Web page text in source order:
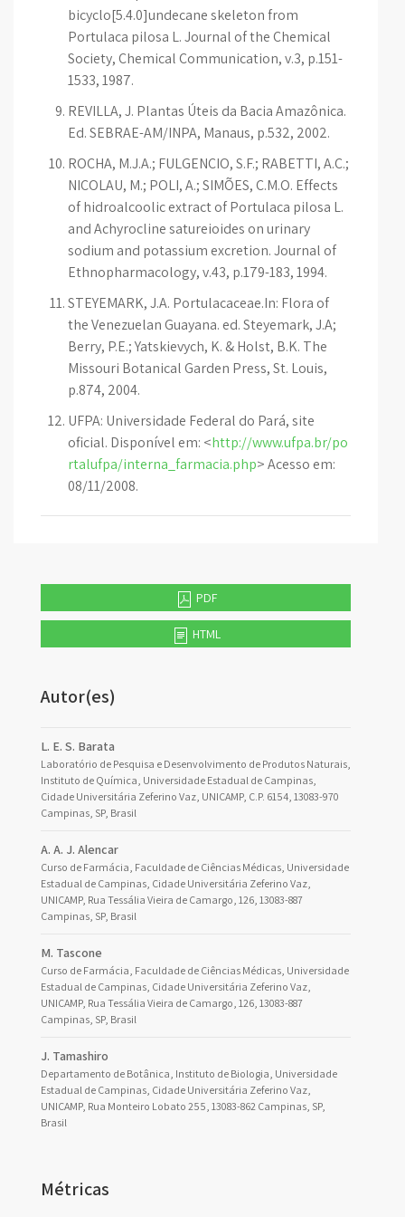
bicyclo[5.4.0]undecane skeleton from
Portulaca pilosa L. Journal of the Chemical
Society, Chemical Communication, v.3, p.151-
1533, 1987.
REVILLA, J. Plantas Úteis da Bacia Amazônica.
Ed. SEBRAE-AM/INPA, Manaus, p.532, 2002.
ROCHA, M.J.A.; FULGENCIO, S.F.; RABETTI, A.C.;
NICOLAU, M.; POLI, A.; SIMÕES, C.M.O. Effects
of hidroalcoolic extract of Portulaca pilosa L.
and Achyrocline satureioides on urinary
sodium and potassium excretion. Journal of
Ethnopharmacology, v.43, p.179-183, 1994.
STEYEMARK, J.A. Portulacaceae.In: Flora of
the Venezuelan Guayana. ed. Steyemark, J.A;
Berry, P.E.; Yatskievych, K. & Holst, B.K. The
Missouri Botanical Garden Press, St. Louis,
p.874, 2004.
UFPA: Universidade Federal do Pará, site
oficial. Disponível em: <http://www.ufpa.br/po
rtalufpa/interna_farmacia.php> Acesso em:
08/11/2008.
PDF
HTML
Autor(es)
L. E. S. Barata
Laboratório de Pesquisa e Desenvolvimento de Produtos Naturais,
Instituto de Química, Universidade Estadual de Campinas,
Cidade Universitária Zeferino Vaz, UNICAMP, C.P. 6154, 13083-970
Campinas, SP, Brasil
A. A. J. Alencar
Curso de Farmácia, Faculdade de Ciências Médicas, Universidade
Estadual de Campinas, Cidade Universitária Zeferino Vaz,
UNICAMP, Rua Tessália Vieira de Camargo, 126, 13083-887
Campinas, SP, Brasil
M. Tascone
Curso de Farmácia, Faculdade de Ciências Médicas, Universidade
Estadual de Campinas, Cidade Universitária Zeferino Vaz,
UNICAMP, Rua Tessália Vieira de Camargo, 126, 13083-887
Campinas, SP, Brasil
J. Tamashiro
Departamento de Botânica, Instituto de Biologia, Universidade
Estadual de Campinas, Cidade Universitária Zeferino Vaz,
UNICAMP, Rua Monteiro Lobato 255, 13083-862 Campinas, SP,
Brasil
Métricas